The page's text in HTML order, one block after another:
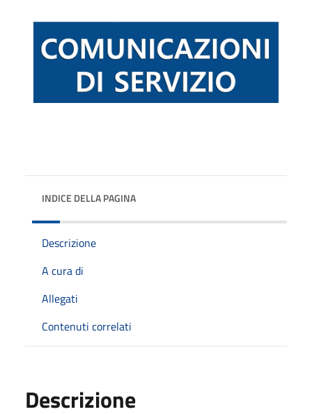
INDICE DELLA PAGINA
Descrizione
A cura di
Allegati
Contenuti correlati
Descrizione